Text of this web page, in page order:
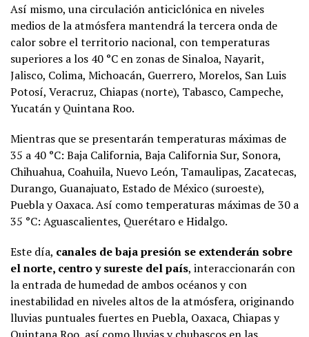
Así mismo, una circulación anticiclónica en niveles
medios de la atmósfera mantendrá la tercera onda de
calor sobre el territorio nacional, con temperaturas
superiores a los 40 °C en zonas de Sinaloa, Nayarit,
Jalisco, Colima, Michoacán, Guerrero, Morelos, San Luis
Potosí, Veracruz, Chiapas (norte), Tabasco, Campeche,
Yucatán y Quintana Roo.
Mientras que se presentarán temperaturas máximas de
35 a 40 °C: Baja California, Baja California Sur, Sonora,
Chihuahua, Coahuila, Nuevo León, Tamaulipas, Zacatecas,
Durango, Guanajuato, Estado de México (suroeste),
Puebla y Oaxaca. Así como temperaturas máximas de 30 a
35 °C: Aguascalientes, Querétaro e Hidalgo.
Este día, canales de baja presión se extenderán sobre
el norte, centro y sureste del país, interaccionarán con
la entrada de humedad de ambos océanos y con
inestabilidad en niveles altos de la atmósfera, originando
lluvias puntuales fuertes en Puebla, Oaxaca, Chiapas y